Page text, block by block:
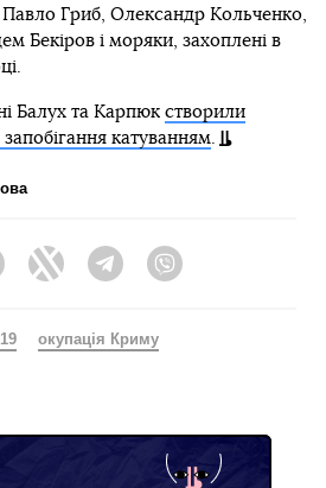
Гриб, Олександр Кольченко,
Бекіров і моряки, захоплені в
Балух та Карпюк створили
катуванням
Twitter TelegramViber
окупація Криму